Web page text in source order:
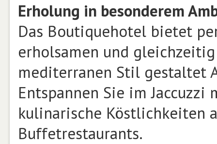
Erholung in besonderem
Das Boutiquehotel bietet
erholsamen und
mediterranen Stil gestaltet
Entspannen Sie im
kulinarische Köstlichkeiten
Buffetrestaurants.